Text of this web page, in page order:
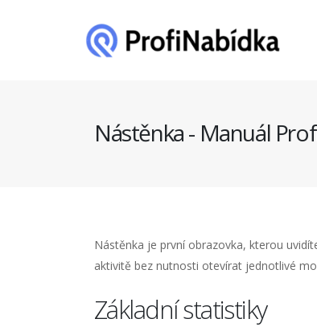
Nástěnka - Manuál
Nástěnka je první obrazovka, kterou
aktivitě bez nutnosti otevírat jednotlivé
Základní statistiky